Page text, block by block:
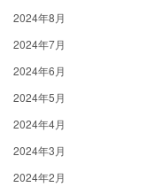
2024年8月
2024年7月
2024年6月
2024年5月
2024年4月
2024年3月
2024年2月